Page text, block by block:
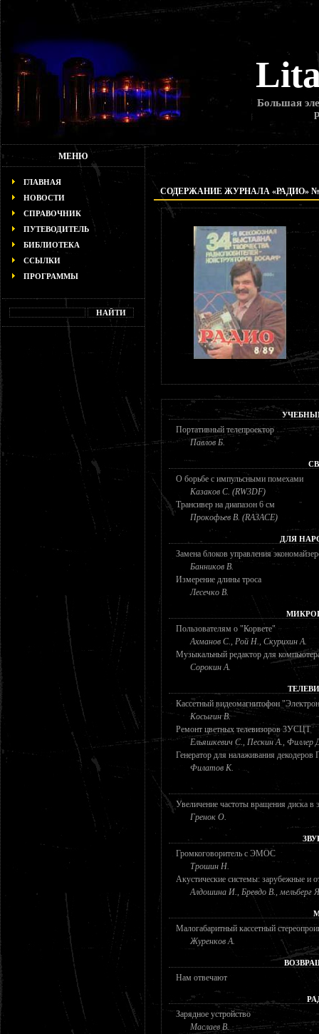
Большая
МЕНЮ
ГЛАВНАЯ
НОВОСТИ
СПРАВОЧНИК
ПУТЕВОДИТЕЛЬ
БИБЛИОТЕКА
ССЫЛКИ
ПРОГРАММЫ
СОДЕРЖАНИЕ ЖУРНАЛА «РАДИО» №
Портативный телепроектор
Павлов Б.
О борьбе с импульсными помехами
Казаков С. (RW3DF)
Трансивер на диапазон 6 см
Прокофьев В. (RA3ACE)
ДЛЯ
Замена блоков управления
Банников В.
Измерение длины троса
Лесечко В.
Пользователям о "Корвете"
Ахманов С., Рой Н., Скурихин А.
Музыкальный редактор для
Сорокин А.
Кассетный видеомагнитофон
Косыгин В.
Ремонт цветных телевизоров 3УСЦТ
Ельяшкевич С., Пескин А., Филлер
Генератор для налаживания
Филатов К.
Увеличение частоты вращения диска
Гренок О.
Громкоговоритель с ЭМОС
Трошин Н.
Акустические системы: зарубежные и
Алдошина И., Бревдо В., мельберг
Малогабаритный кассетный
Журенков А.
Нам отвечают
Зарядное устройство
Маслаев В.